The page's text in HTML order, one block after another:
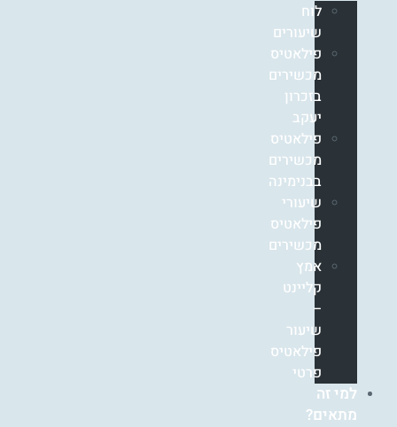
לוח
שיעורים
פילאטיס
מכשירים
בזכרון
יעקב
פילאטיס
מכשירים
בבנימינה
שיעורי
פילאטיס
מכשירים
אמץ
קליינט
–
שיעור
פילאטיס
פרטי
למי זה
מתאים?